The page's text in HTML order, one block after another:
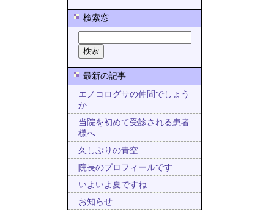
検索窓
最新の記事
エノコログサの仲間でしょう
か
当院を初めて受診される患者
様へ
久しぶりの青空
院長のプロフィールです
いよいよ夏ですね
お知らせ